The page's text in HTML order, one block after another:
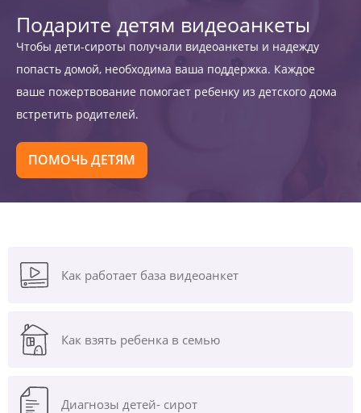
Подарите детям видеоанкеты
Чтобы дети-сироты получали видеоанкеты и надежду
попасть домой, необходима ваша поддержка. Каждое
ваше пожертвование помогает ребенку из детского дома
встретить родителей.
ПОМОЧЬ ДЕТЯМ
Как работает база видеоанкет
Как взять ребенка в семью
Диагнозы детей- сирот